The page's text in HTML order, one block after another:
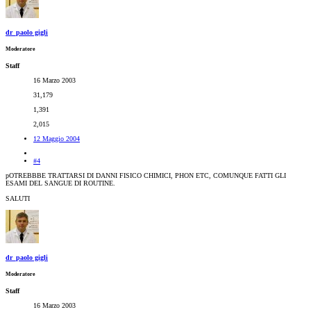
dr_paolo gigli
Moderatore
Staff
16 Marzo 2003
31,179
1,391
2,015
12 Maggio 2004
#4
pOTREBBBE TRATTARSI DI DANNI FISICO CHIMICI, PHON ETC, COMUNQUE FATTI GLI
ESAMI DEL SANGUE DI ROUTINE.
SALUTI
dr_paolo gigli
Moderatore
Staff
16 Marzo 2003